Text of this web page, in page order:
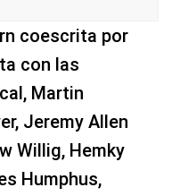
coescrita por
con las
Martin
Jeremy Allen
Willig, Hemky
Humphus,